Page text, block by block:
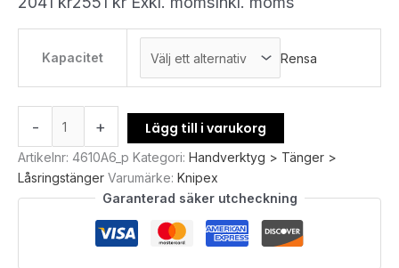
Kapacitet Rensa
- + Lägg till i varukorg
Artikelnr: 4610A6_p Kategori: Handverktyg > Tänger >
Låsringstänger Varumärke: Knipex
Garanterad säker utcheckning